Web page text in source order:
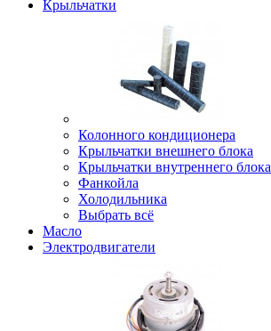
Крыльчатки
Колонного кондиционера
Крыльчатки внешнего блока
Крыльчатки внутреннего блока
Фанкойла
Холодильника
Выбрать всё
Масло
Электродвигатели